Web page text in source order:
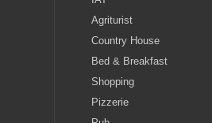
Agriturist
Country House
Bed & Breakfast
Shopping
Pizzerie